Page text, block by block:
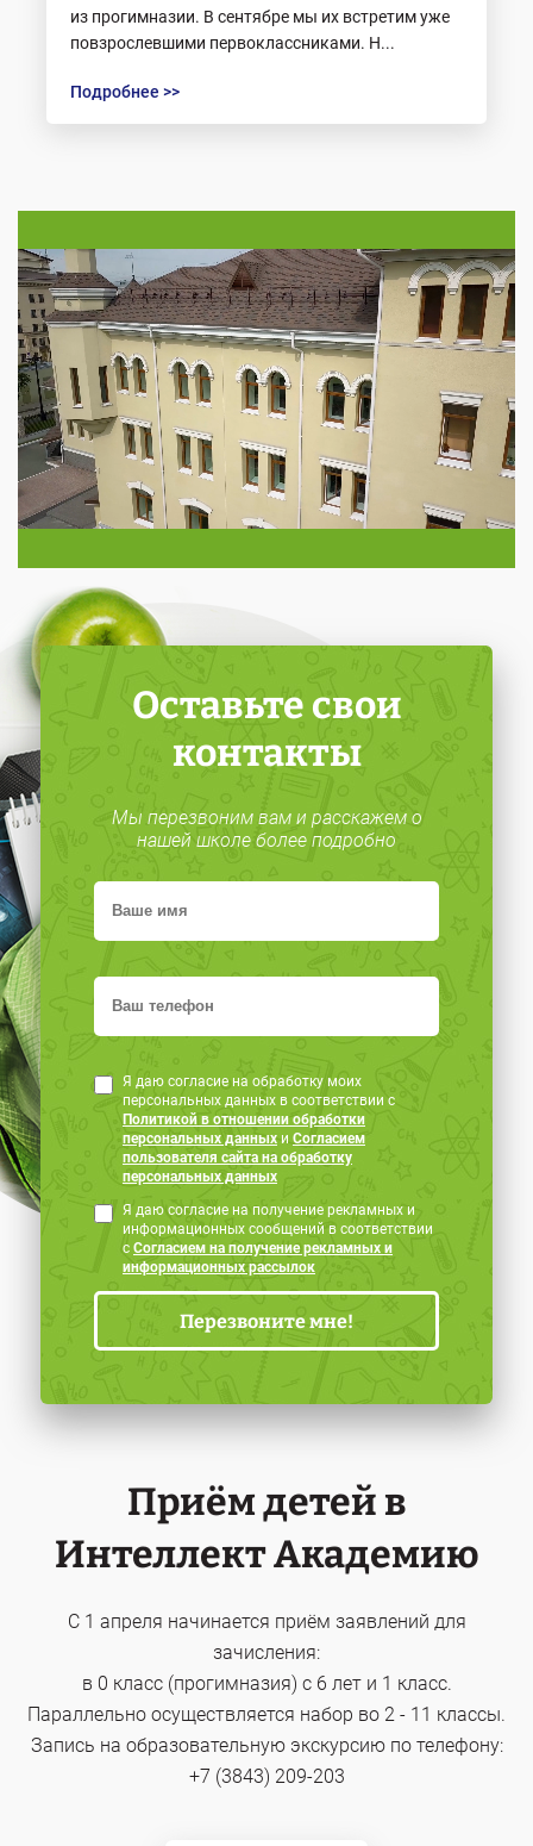
из прогимназии. В сентябре мы их встретим уже
повзрослевшими первоклассниками. Н...
Подробнее >>
Оставьте свои
контакты
Мы перезвоним вам и расскажем о
нашей школе более подробно
Я даю согласие на обработку моих
персональных данных в соответствии с
Политикой в отношении обработки
персональных данных и Согласием
пользователя сайта на обработку
персональных данных
Я даю согласие на получение рекламных и
информационных сообщений в соответствии
с Согласием на получение рекламных и
информационных рассылок
Приём детей в
Интеллект Академию
С 1 апреля начинается приём заявлений для
зачисления:
в 0 класс (прогимназия) с 6 лет и 1 класс.
Параллельно осуществляется набор во 2 - 11 классы.
Запись на образовательную экскурсию по телефону:
+7 (3843) 209-203